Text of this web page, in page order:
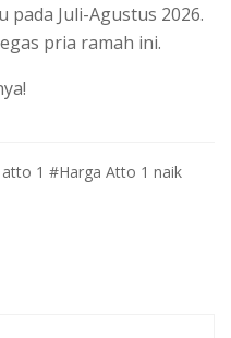
Juli-Agustus 2026.
pria ramah ini.
1 #Harga Atto 1 naik